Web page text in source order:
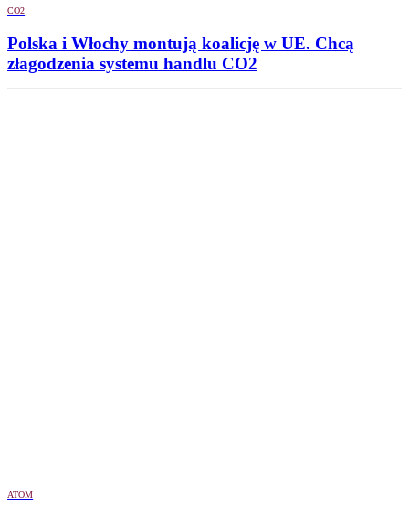
CO2
Polska i Włochy montują koalicję w UE. Chcą
złagodzenia systemu handlu CO2
ATOM